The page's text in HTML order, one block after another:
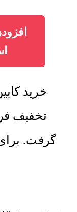
تخفیف
گرفت.